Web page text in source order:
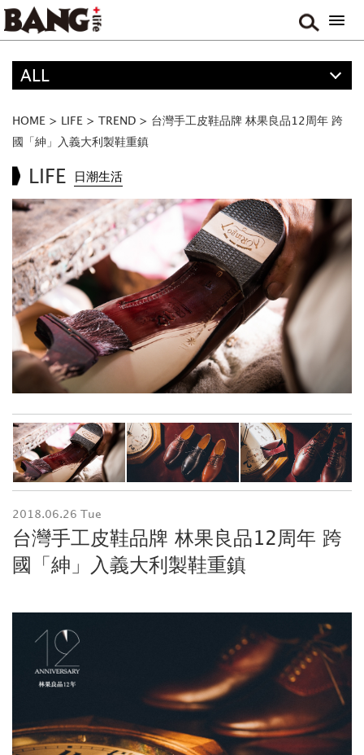
ALL
ANIME
FOOD
MOVIE & DRAMA
TRAVEL
MUSIC
GAME
HOME > LIFE > TREND > 台灣手工皮鞋品牌 林果良品12周年 跨
國「紳」入義大利製鞋重鎮
LIFE 日潮生活
2018.06.26 Tue
台灣手工皮鞋品牌 林果良品12周年 跨
國「紳」入義大利製鞋重鎮